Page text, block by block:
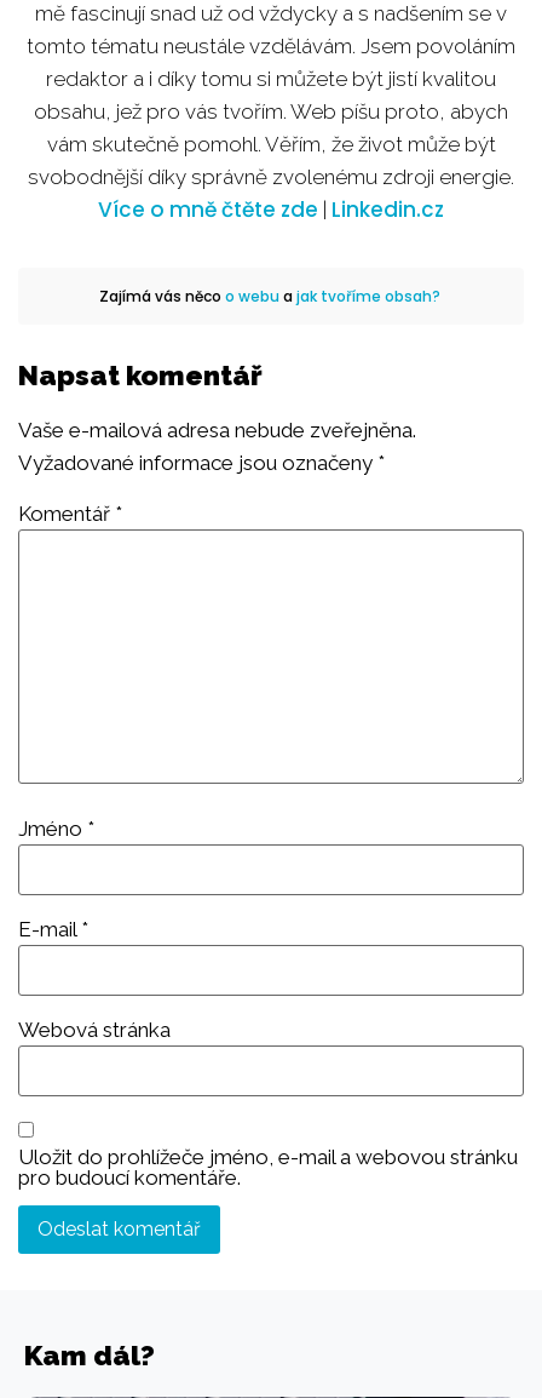
mě fascinují snad už od vždycky a s nadšením se v
tomto tématu neustále vzdělávám. Jsem povoláním
redaktor a i díky tomu si můžete být jistí kvalitou
obsahu, jež pro vás tvořím. Web píšu proto, abych
vám skutečně pomohl. Věřím, že život může být
svobodnější díky správně zvolenému zdroji energie.
Více o mně čtěte zde Linkedin.cz
Zajímá vás něco o webuajak tvoříme obsah?
Napsat komentář
Vaše e-mailová adresa nebude zveřejněna.
Vyžadované informace jsou označeny *
Komentář *
Jméno *
E-mail *
Webová stránka
Uložit do prohlížeče jméno, e-mail a webovou stránku
pro budoucí komentáře.
Kam dál?